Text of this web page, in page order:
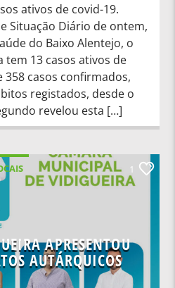
ativos de covid-19.
Situação Diário de ontem,
do Baixo Alentejo, o
tem 13 casos ativos de
358 casos confirmados,
registados, desde o
revelou esta […]
1
APRESENTOU
AUTÁRQUICOS